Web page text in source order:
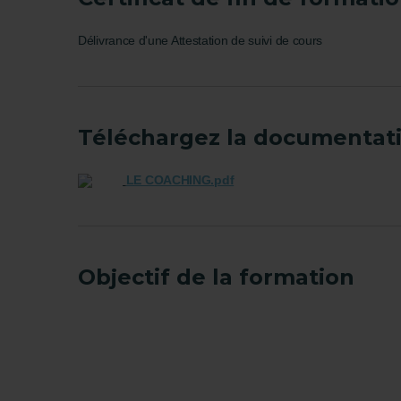
Délivrance d'une Attestation de suivi de cours
Téléchargez la
LE COACHING.pdf
Objectif de la formation